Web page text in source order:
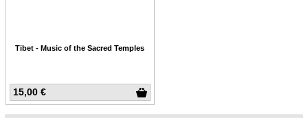
15,00 €
Tibet - Music of the Sacred Temples